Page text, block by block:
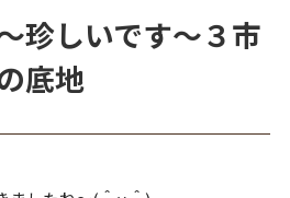
珍しいです～３市
底地